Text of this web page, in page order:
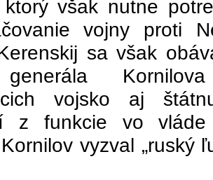
ktorý však nutne
vojny proti
sa však
vojsko aj
z funkcie vo
vyzval „ruský